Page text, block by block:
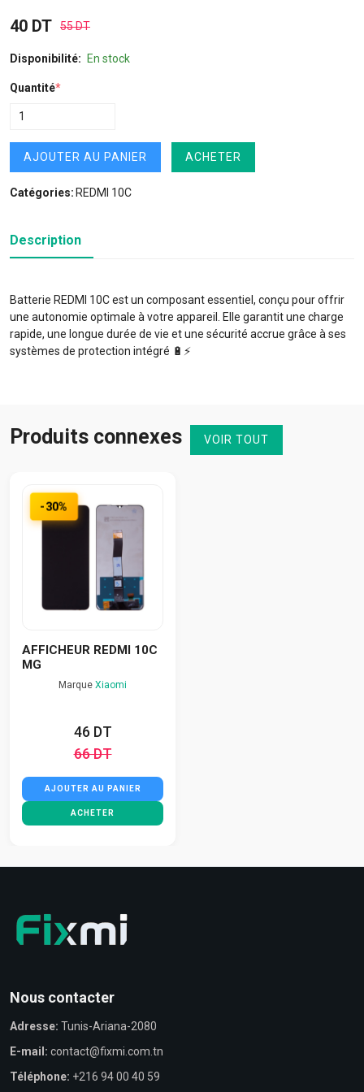
40 DT 55 DT
Disponibilité: En stock
Quantité*
AJOUTER AU PANIER ACHETER
Catégories: REDMI 10C
Description
Batterie REDMI 10C est un composant essentiel, conçu pour offrir
une autonomie optimale à votre appareil. Elle garantit une charge
rapide, une longue durée de vie et une sécurité accrue grâce à ses
systèmes de protection intégré 🔋⚡️
Produits connexes VOIR TOUT
-30%
AFFICHEUR REDMI 10C
MG
Marque Xiaomi
46 DT
66 DT
AJOUTER AU PANIER
ACHETER
Nous contacter
Adresse: Tunis-Ariana-2080
E-mail: contact@fixmi.com.tn
Téléphone: +216 94 00 40 59